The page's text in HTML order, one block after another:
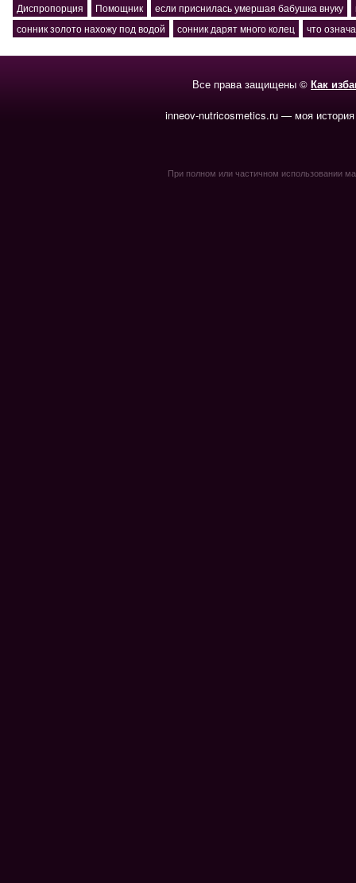
Диспропорция Помощник если приснилась умершая бабушка внуку
сонник золото нахожу под водой
сонник дарят много колец что
Все права защищены © Как
inneov-nutricosmetics.ru — моя
При полном или частичном использовании